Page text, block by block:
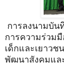
การลงนามบัน
การความร่วม
เด็กและเยาวช
พัฒนาสังคมแล